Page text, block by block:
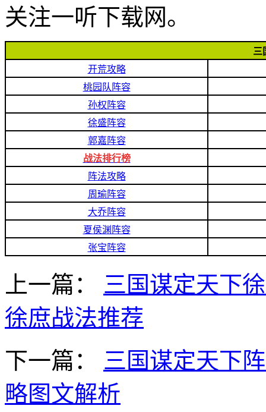
关注一听下载网。
三
开荒攻略
桃园队阵容
孙权阵容
徐盛阵容
郭嘉阵容
战法排行榜
阵法攻略
周瑜阵容
大乔阵容
夏侯渊阵容
张宝阵容
上一篇：
三国谋定天下
徐庶战法推荐
下一篇：
三国谋定天下
略图文解析